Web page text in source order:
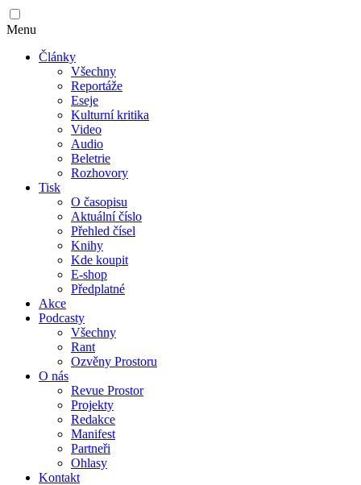
Menu
Články
Všechny
Reportáže
Eseje
Kulturní kritika
Video
Audio
Beletrie
Rozhovory
Tisk
O časopisu
Aktuální číslo
Přehled čísel
Knihy
Kde koupit
E-shop
Předplatné
Akce
Podcasty
Všechny
Rant
Ozvěny Prostoru
O nás
Revue Prostor
Projekty
Redakce
Manifest
Partneři
Ohlasy
Kontakt